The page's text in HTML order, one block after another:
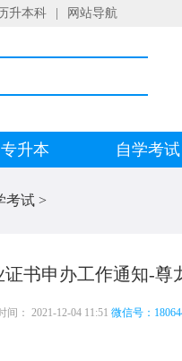
升本科 网站导航
专升本 自学考试
考试 >
书申办工作通知-尊
间： 2021-12-04 11:51 微信号：